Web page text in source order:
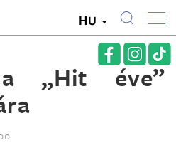
HU
„Hit éve”